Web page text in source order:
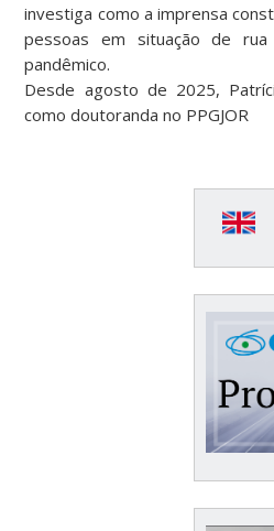
investiga como a imprensa
pessoas em situação de
pandêmico.
Desde agosto de 2025,
como doutoranda no PPGJOR